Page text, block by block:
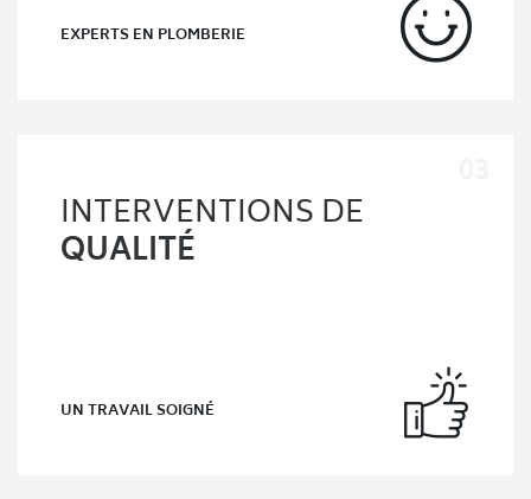
EXPERTS EN PLOMBERIE
INTERVENTIONS DE
QUALITÉ
UN TRAVAIL SOIGNÉ